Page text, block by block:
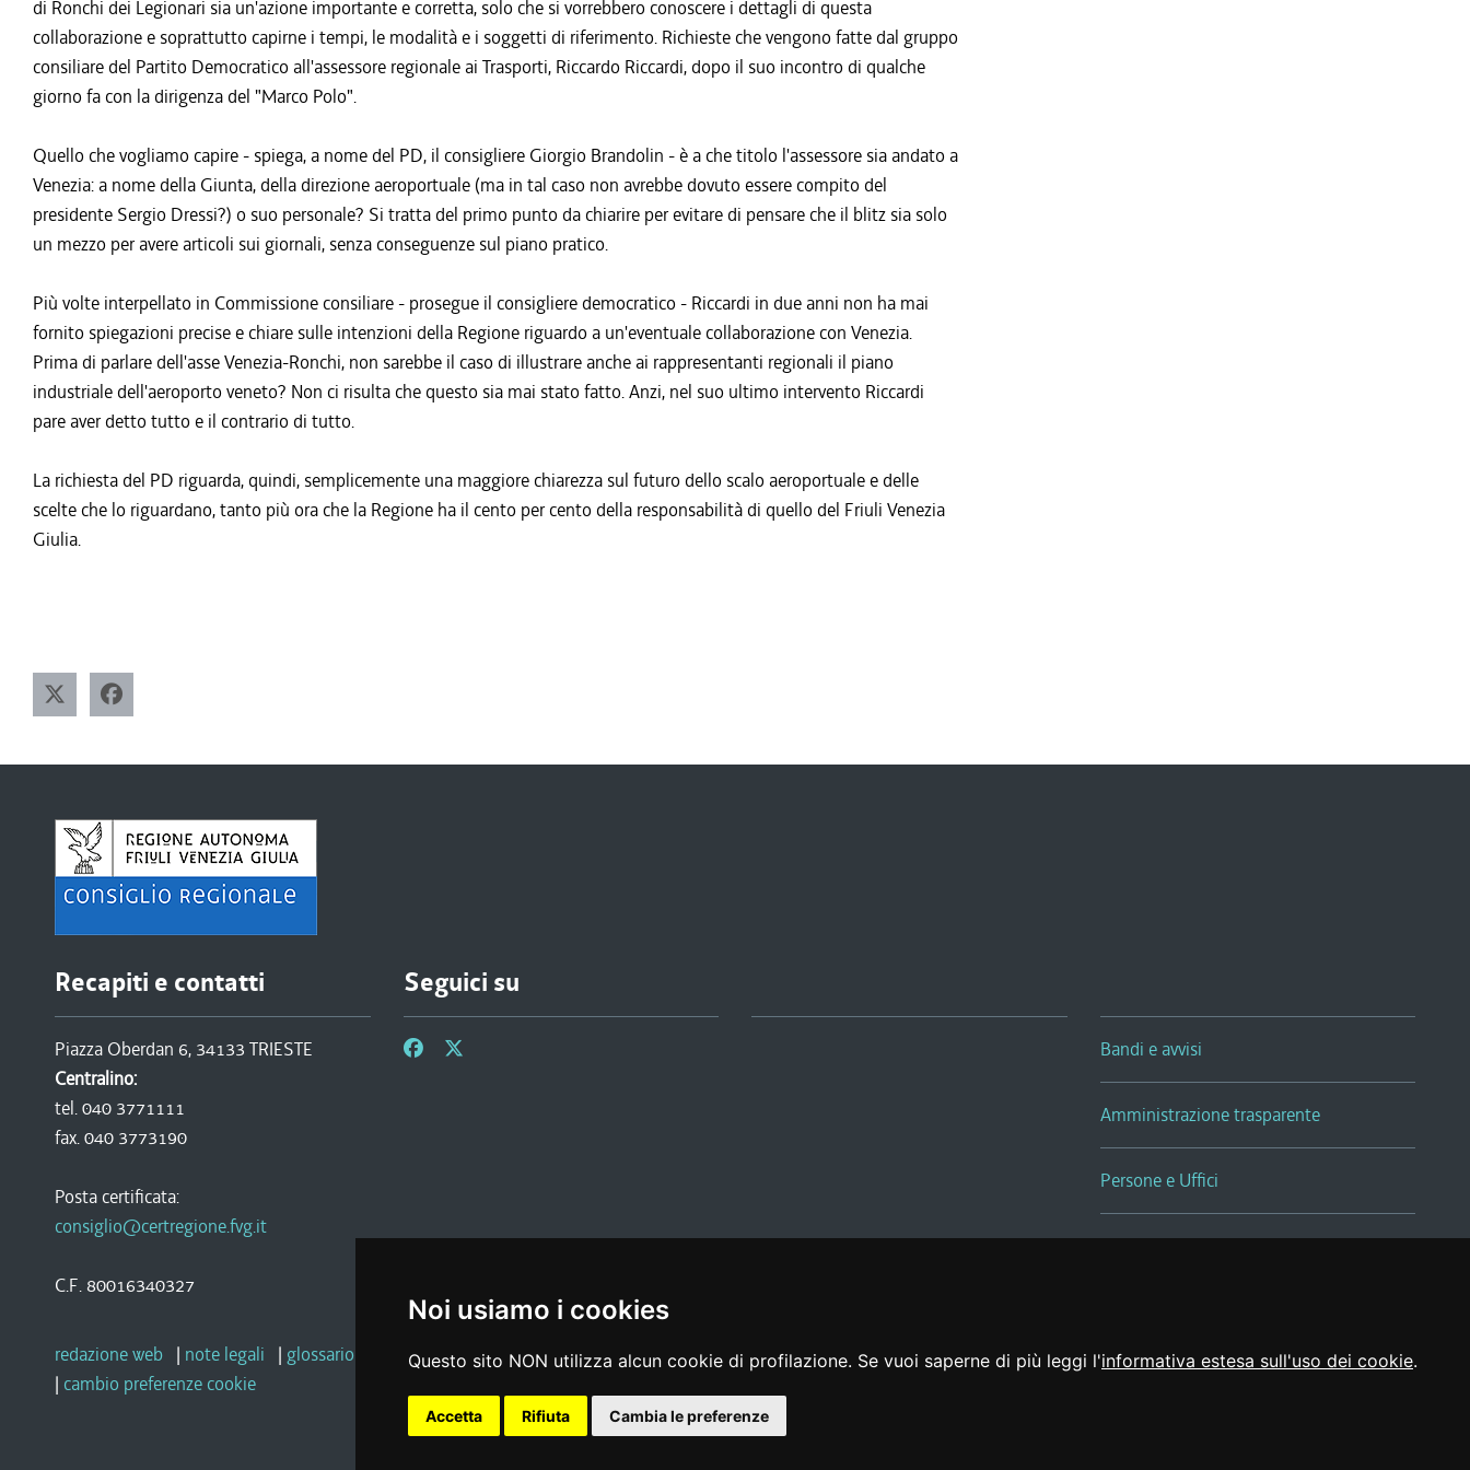
Noi usiamo i cookies
Questo sito NON utilizza alcun cookie di profilazione. Se vuoi saperne di più leggi l'informativa estesa sull'uso dei cookie.
Accetta Rifiuta Cambia le preferenze
di Ronchi dei Legionari sia un'azione importante e corretta, solo che si vorrebbero conoscere i dettagli di questa
collaborazione e soprattutto capirne i tempi, le modalità e i soggetti di riferimento. Richieste che vengono fatte dal gruppo
consiliare del Partito Democratico all'assessore regionale ai Trasporti, Riccardo Riccardi, dopo il suo incontro di qualche
giorno fa con la dirigenza del "Marco Polo".
Quello che vogliamo capire - spiega, a nome del PD, il consigliere Giorgio Brandolin - è a che titolo l'assessore sia andato a
Venezia: a nome della Giunta, della direzione aeroportuale (ma in tal caso non avrebbe dovuto essere compito del
presidente Sergio Dressi?) o suo personale? Si tratta del primo punto da chiarire per evitare di pensare che il blitz sia solo
un mezzo per avere articoli sui giornali, senza conseguenze sul piano pratico.
Più volte interpellato in Commissione consiliare - prosegue il consigliere democratico - Riccardi in due anni non ha mai
fornito spiegazioni precise e chiare sulle intenzioni della Regione riguardo a un'eventuale collaborazione con Venezia.
Prima di parlare dell'asse Venezia-Ronchi, non sarebbe il caso di illustrare anche ai rappresentanti regionali il piano
industriale dell'aeroporto veneto? Non ci risulta che questo sia mai stato fatto. Anzi, nel suo ultimo intervento Riccardi
pare aver detto tutto e il contrario di tutto.
La richiesta del PD riguarda, quindi, semplicemente una maggiore chiarezza sul futuro dello scalo aeroportuale e delle
scelte che lo riguardano, tanto più ora che la Regione ha il cento per cento della responsabilità di quello del Friuli Venezia
Giulia.
Recapiti e contatti
Piazza Oberdan 6, 34133 TRIESTE
Centralino:
tel. 040 3771111
fax. 040 3773190
Posta certificata:
consiglio@certregione.fvg.it
C.F. 80016340327
Seguici su
Bandi e avvisi
Amministrazione trasparente
Persone e Uffici
Sala Tiziano Tessitori
redazione web | note legali | glossario privacy |social media policy | dichiarazione di accessibilità | feedback
| cambio preferenze cookie
Realizzato da